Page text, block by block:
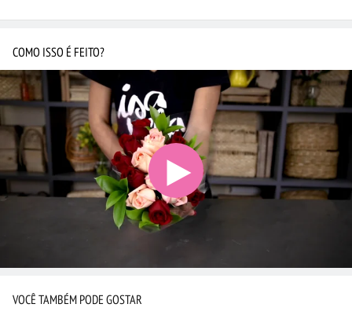
COMO ISSO É FEITO?
VOCÊ TAMBÉM PODE GOSTAR